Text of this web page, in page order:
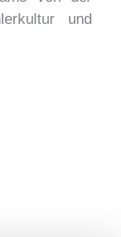
und